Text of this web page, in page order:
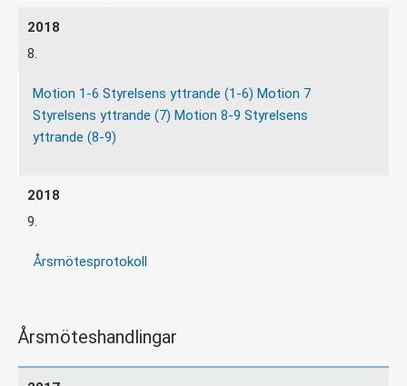
8.
Motion 1-6 Styrelsens yttrande (1-6) Motion 7
Styrelsens yttrande (7) Motion 8-9 Styrelsens
yttrande (8-9)
9.
Årsmötesprotokoll
Årsmöteshandlingar